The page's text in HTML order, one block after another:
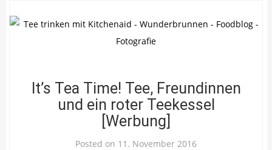
It’s Tea Time! Tee, Freundinnen
und ein roter Teekessel
[Werbung]
Posted on 11. November 2016